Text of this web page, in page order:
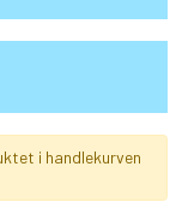
i handlekurven